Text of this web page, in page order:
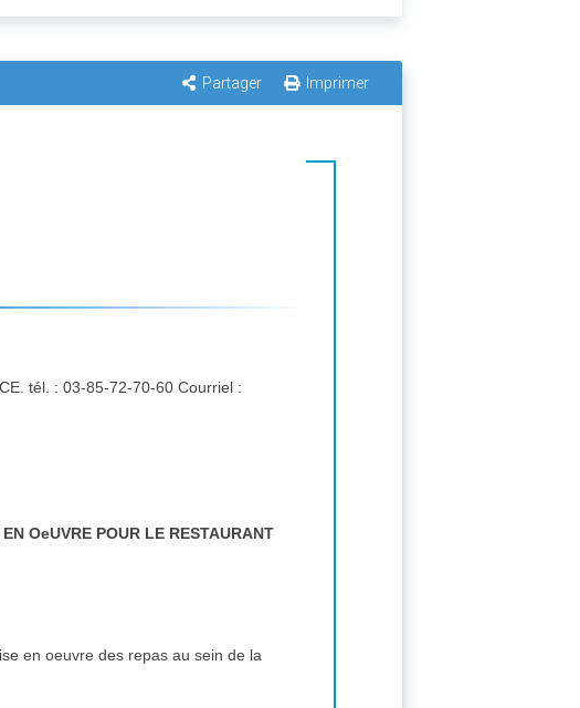
Partager Imprimer
Correspondant : RODOT Bertrand, 1, Place Puvis de Chavannes 71480 CUISEAUX FRANCE. tél. : 03-85-72-70-60 Courriel :
OeUVRE POUR LE RESTAURANT
en oeuvre des repas au sein de la